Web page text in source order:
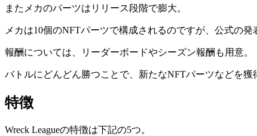
またメカのパーツはリリース段階で膨大。
メカは10個のNFTパーツで構成されるのですが、公式の
報酬については、リーダーボードやシーズン報酬も用意。
バトルにどんどん勝つことで、新たなNFTパーツなどを
特徴
Wreck Leagueの特徴は下記の5つ。